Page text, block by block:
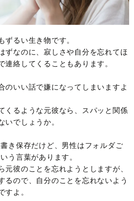
ずるい生き物です。
ずなのに、寂しさや自分を忘れてほ
連絡してくることもあります。
のいい話で嫌になってしまいますよ
くるような元彼なら、スパッと関係
いでしょうか。
き保存だけど、男性はフォルダご
う言葉があります。
元彼のことを忘れようとしますが、
るので、自分のことを忘れないよう
すよ。